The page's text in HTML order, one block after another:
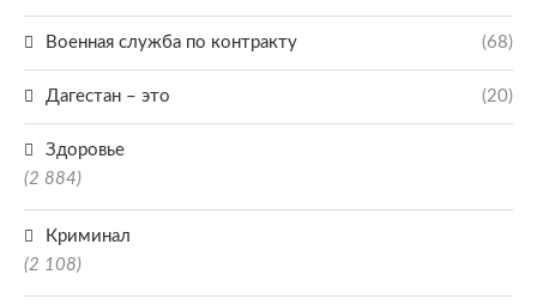
Военная служба по контракту (68)
Дагестан – это (20)
Здоровье
(2 884)
Криминал
(2 108)